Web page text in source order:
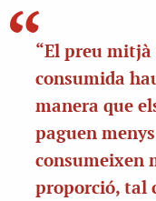
“El preu
consumida
manera que
paguen
consumeixen
proporció, tal